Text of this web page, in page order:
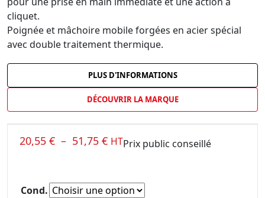
cliquet.
Poignée et mâchoire mobile forgées en acier spécial
avec double traitement thermique.
PLUS D'INFORMATIONS
DÉCOUVRIR LA MARQUE
20,55 € – 51,75 € HTPrix public conseillé
Cond.